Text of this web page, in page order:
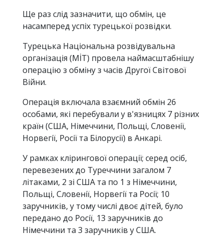
Ще раз слід зазначити, що обмін, це
насамперед успіх турецької розвідки.
Турецька Національна розвідувальна
організація (MİT) провела наймасштабнішу
операцію з обміну з часів Другої Світової
Війни.
Операція включала взаємний обмін 26
особами, які перебували у в'язницях 7 різних
країн (США, Німеччини, Польщі, Словенії,
Норвегії, Росії та Білорусії) в Анкарі.
У рамках клірингової операції; серед осіб,
перевезених до Туреччини загалом 7
літаками, 2 зі США та по 1 з Німеччини,
Польщі, Словенії, Норвегії та Росії; 10
заручників, у тому числі двоє дітей, було
передано до Росії, 13 заручників до
Німеччини та 3 заручників у США.